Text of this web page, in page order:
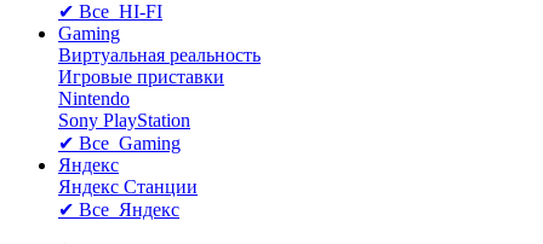
✔ Все HI-FI
Gaming
Виртуальная реальность
Игровые приставки
Nintendo
Sony PlayStation
✔ Все Gaming
Яндекс
Яндекс Станции
✔ Все Яндекс